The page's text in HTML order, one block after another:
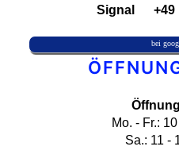
Signal +49
bei
Mo. - Fr.:
Sa.: 11 -